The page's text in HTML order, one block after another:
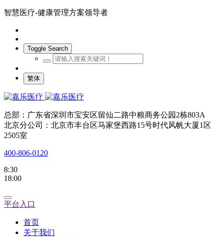
智慧医疗-健康管理方案领导者
Toggle Search
繁体
总部：广东省深圳市宝安区留仙二路中粮商务公园2栋803A
北京分公司：北京市丰台区马家堡西路15号时代风帆大厦1区
2505室
400-806-0120
8:30
18:00
平台入口
首页
关于我们